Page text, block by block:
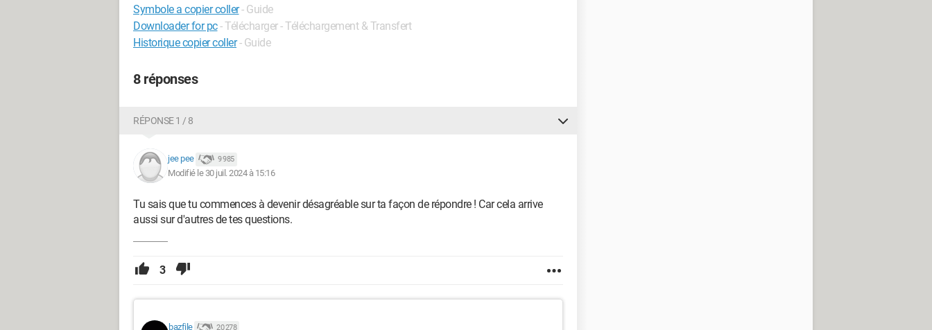
Symbole a copier coller- Guide
Downloader for pc- Télécharger - Téléchargement & Transfert
Historique copier coller - Guide
8 réponses
RÉPONSE 1 / 8
jee pee 9 985
Modifié le 30 juil. 2024 à 15:16
Tu sais que tu commences à devenir désagréable sur ta façon de répondre ! Car cela arrive
aussi sur d'autres de tes questions.
3
bazfile 20 278